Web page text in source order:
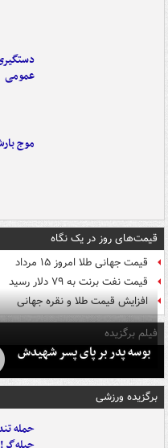
عمومی
موج
قیمت‌های روز در یک نگاه
قیمت جهانی طلا امروز ۱۵ مرداد
قیمت نفت برنت به ۷۹ دلار رسید
افزایش قیمت طلا و نقره جهانی
فیلم برگزیده
بوسه‌ پدر بر پای پسر شهیدش
برگزیده ورزشی
حمله